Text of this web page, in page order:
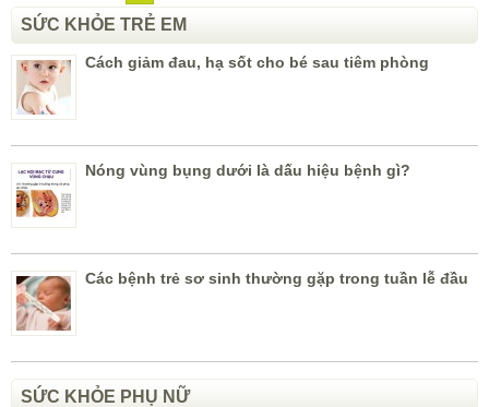
SỨC KHỎE TRẺ EM
Cách giảm đau, hạ sốt cho bé sau tiêm phòng
Nóng vùng bụng dưới là dấu hiệu bệnh gì?
Các bệnh trẻ sơ sinh thường gặp trong tuần lễ đầu
SỨC KHỎE PHỤ NỮ